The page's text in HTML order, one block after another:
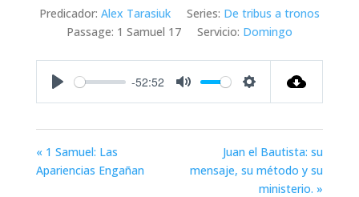
Predicador: Alex Tarasiuk Series: De tribus a tronos
Passage: 1 Samuel 17 Servicio: Domingo
-52:52
« 1 Samuel: Las
Apariencias Engañan
Juan el Bautista: su
mensaje, su método y su
ministerio. »